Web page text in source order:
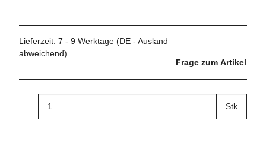
Lieferzeit: 7 - 9 Werktage (DE - Ausland
abweichend)
Frage zum Artikel
Stk